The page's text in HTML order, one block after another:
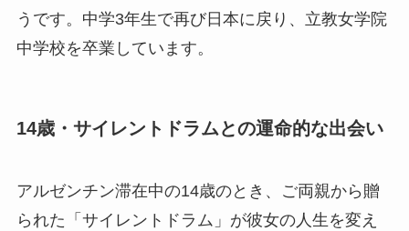
うです。中学3年生で再び日本に戻り、立教女学院
中学校を卒業しています。
14歳・サイレントドラムとの運命的な出会い
アルゼンチン滞在中の14歳のとき、ご両親から贈
られた「サイレントドラム」が彼女の人生を変え